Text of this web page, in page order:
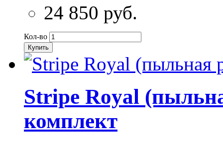
24 850 руб.
Кол-во
Купить
Stripe Royal
комплект